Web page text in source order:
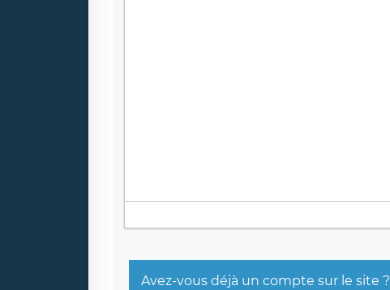
Avez-vous déjà un compte sur le site ?